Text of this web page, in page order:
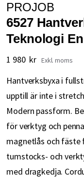
till
början
av
bildgalleriet
PROJOB
6527
Teknologi
1 980 kr
Hantverksbyxa i
upptill är inte i
Modern passform.
för verktyg och
magnetlås och fäste
tumstocks- och
med dragkedja.